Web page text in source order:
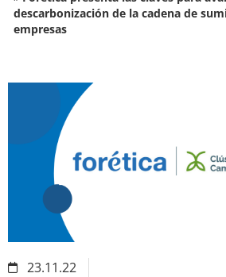
descarbonización de la cadena de
empresas
23.11.22